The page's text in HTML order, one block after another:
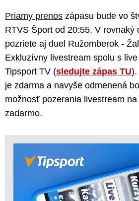
Priamy prenos zápasu bude vo
RTVS Šport od 20:55. V rovnaký
pozriete aj duel Ružomberok -
Exkluzívny livestream spolu s
Tipsport TV (sledujte zápas TU).
je zdarma a navyše odmenená
možnosť pozerania livestream
zadarmo.